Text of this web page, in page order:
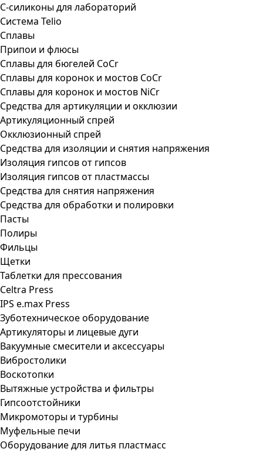
С-силиконы для лабораторий
Система Telio
Сплавы
Припои и флюсы
Сплавы для бюгелей CoCr
Сплавы для коронок и мостов CoCr
Сплавы для коронок и мостов NiCr
Средства для артикуляции и окклюзии
Артикуляционный спрей
Окклюзионный спрей
Средства для изоляции и снятия напряжения
Изоляция гипсов от гипсов
Изоляция гипсов от пластмассы
Средства для снятия напряжения
Средства для обработки и полировки
Пасты
Полиры
Фильцы
Щетки
Таблетки для прессования
Celtra Press
IPS e.max Press
Зуботехническое оборудование
Артикуляторы и лицевые дуги
Вакуумные смесители и аксессуары
Вибростолики
Воскотопки
Вытяжные устройства и фильтры
Гипсоотстойники
Микромоторы и турбины
Муфельные печи
Оборудование для литья пластмасс